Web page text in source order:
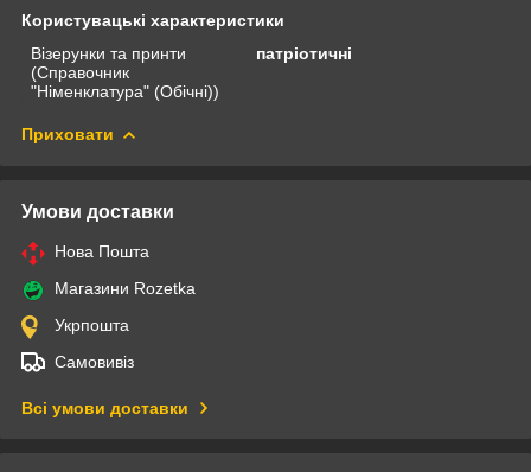
Користувацькі характеристики
Візерунки та принти
(Справочник
"Німенклатура" (Обічні))
патріотичні
Приховати
Умови доставки
Нова Пошта
Магазини Rozetka
Укрпошта
Самовивіз
Всі умови доставки